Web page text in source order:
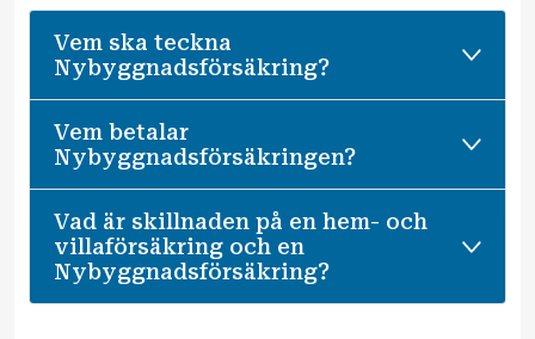
Vem ska teckna
Nybyggnadsförsäkring?
Vem betalar
Nybyggnadsförsäkringen?
Vad är skillnaden på en hem- och
villaförsäkring och en
Nybyggnadsförsäkring?